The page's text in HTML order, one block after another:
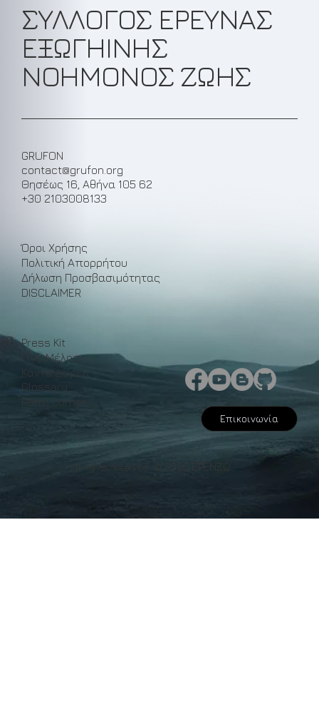
All rights reserved © 2026 ΕΡΕΝΖΩ
ΣΥΛΛΟΓΟΣ ΕΡΕΥΝΑΣ
ΕΞΩΓΗΙΝΗΣ
ΝΟΗΜΟΝΟΣ ΖΩΗΣ
Όροι Χρήσης
Πολιτική Απορρήτου
Δήλωση Προσβασιμότητας
DISCLAIMER
Press Kit
Γίνε Μέλος
Κάντε Δωρεά
Glossary
Retro Corner
Επικοινωνία
GRUFON
contact@grufon.org
Θησέως 16, Αθήνα 105 62
+30 2103008133